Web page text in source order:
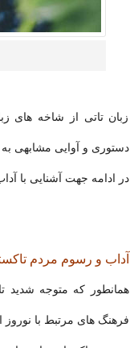
زبان تاتی از شاخه های
دستوری و آوایی مشابهی به
در ادامه جهت آشنایی با
آداب و رسوم مردم
همانطور که متوجه شدید
فرهنگ های مرتبط با